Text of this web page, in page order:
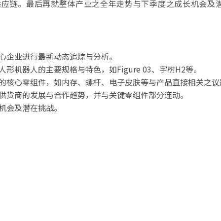
链。最后再就整体产业之全年走势与下季度之成长机会及
业进行最新动态追踪与分析。
机器人的主要规格与特色，如Figure 03、宇树H2等。
核心零组件，如内存、螺杆、电子皮肤等与产品直接相关之
商的发展与合作趋势，并与关键零组件部分连动。
及潜在挑战。